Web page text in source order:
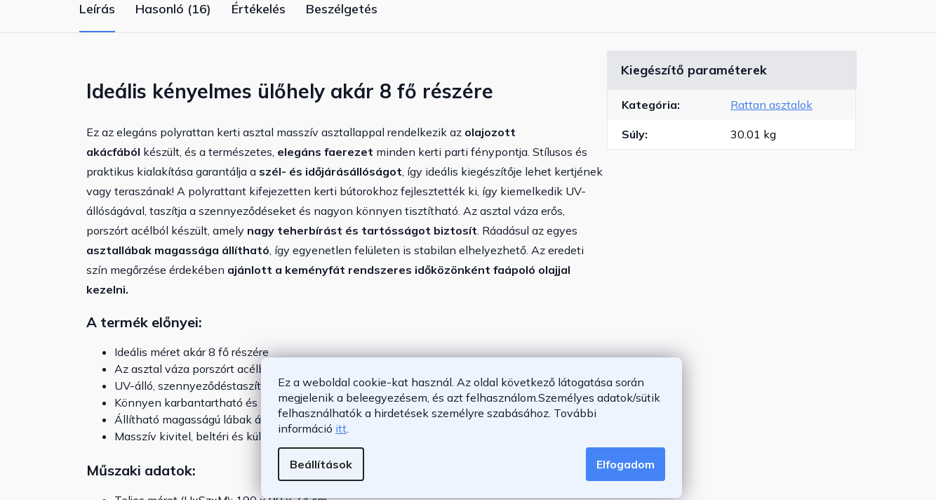
Ez a weboldal cookie-kat használ. Az oldal következő látogatása során
megjelenik a beleegyezésem, és azt felhasználom. Személyes adatok/sütik
felhasználhatók a hirdetések személyre szabásához. További
információ itt
Beállítások Elfogadom
Leírás Hasonló (16) Értékelés Beszélgetés
Ideális kényelmes ülőhely akár 8 fő részére
Ez az elegáns polyrattan kerti asztal masszív asztallappal rendelkezik az olajozott
akácfából készült, és a természetes, elegáns faerezet minden kerti parti fénypontja. Stílusos és
praktikus kialakítása garantálja a szél- és időjárásállóságot, így ideális kiegészítője lehet kertjének
vagy teraszának! A polyrattant kifejezetten kerti bútorokhoz fejlesztették ki, így kiemelkedik UV-
állóságával, taszítja a szennyeződéseket és nagyon könnyen tisztítható. Az asztal váza erős,
porszórt acélból készült, amely nagy teherbírást és tartósságot biztosít. Ráadásul az egyes
asztallábak magassága állítható, így egyenetlen felületen is stabilan elhelyezhető. Az eredeti
szín megőrzése érdekében ajánlott a keményfát rendszeres időközönként faápoló olajjal
kezelni.
A termék előnyei:
Ideális méret akár 8 fő részére
Az asztal váza porszórt acélból készült
UV-álló, szennyeződéstaszító, időjárásálló
Könnyen karbantartható és nagyon egyszerűen tisztítható anyag
Állítható magasságú lábak állítócsavarokkal
Masszív kivitel, beltéri és kültéri használatra egyaránt alkalmas
Műszaki adatok:
Kiegészítő paraméterek
Kategória: Rattan asztalok
Súly: 30.01 kg